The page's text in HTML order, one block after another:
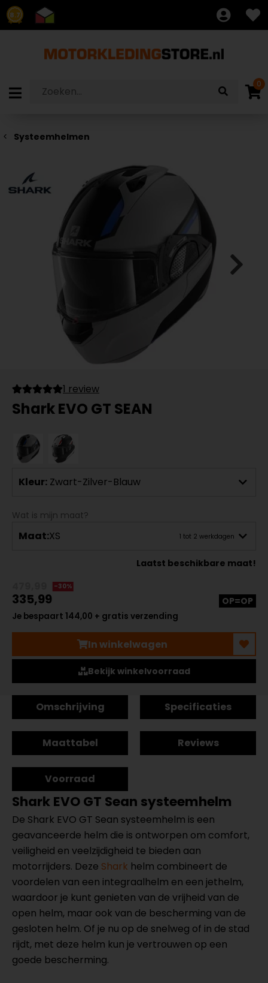
8.7
0
Systeemhelmen
1 review
Shark EVO GT SEAN
Kleur: Zwart-Zilver-Blauw
Wat is mijn maat?
Maat:XS 1 tot 2 werkdagen
Laatst beschikbare maat!
-30%
335,99
Je bespaart 144,00 + gratis verzending
OP=OP
In winkelwagen
Bekijk winkelvoorraad
Omschrijving Specificaties
Maattabel Reviews
Voorraad
Shark EVO GT Sean systeemhelm
De Shark EVO GT Sean systeemhelm is een
geavanceerde helm die is ontworpen om comfort,
veiligheid en veelzijdigheid te bieden aan
motorrijders. Deze Shark helm combineert de
voordelen van een integraalhelm en een jethelm,
waardoor je kunt genieten van de vrijheid van de
open helm, maar ook van de bescherming van de
gesloten helm. Of je nu op de snelweg of in de stad
rijdt, met deze helm kun je vertrouwen op een
goede bescherming.